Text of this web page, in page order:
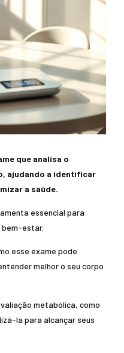
que analisa o
ajudando a identificar
a saúde.
essencial para
bem-estar.
esse exame pode
melhor o seu corpo
metabólica, como
la para alcançar seus